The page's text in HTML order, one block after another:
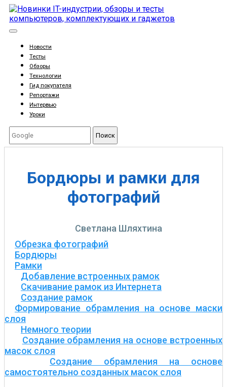
Новости
Тесты
Обзоры
Технологии
Гид покупателя
Репортажи
Интервью
Уроки
Поиск
Бордюры и рамки для
фотографий
Светлана Шляхтина
Обрезка фотографий
Бордюры
Рамки
Добавление встроенных рамок
Скачивание рамок из Интернета
Создание рамок
Формирование обрамления на основе маски
слоя
Немного теории
Создание обрамления на основе встроенных
масок слоя
Создание обрамления на основе
самостоятельно созданных масок слоя